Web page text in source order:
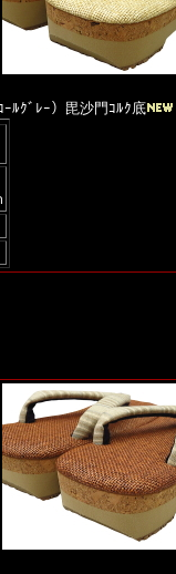
ﾙｸﾞﾚｰ）毘沙門ｺﾙｸ底